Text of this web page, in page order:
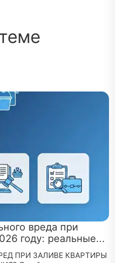
вреда при
году: реальные...
ПРИ ЗАЛИВЕ КВАРТИРЫ